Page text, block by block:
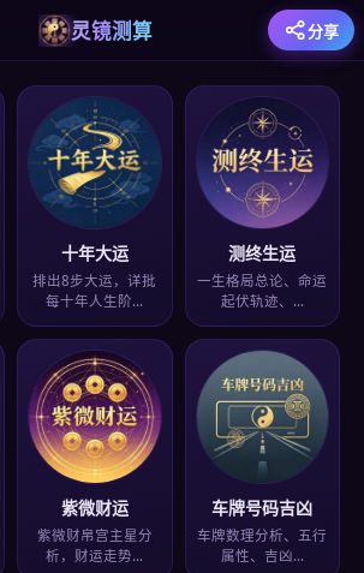
灵镜测算 分享
十年大运
排出8步大运，详批
每十年人生阶…
测终生运
一生格局总论、命运
起伏轨迹、…
紫微财运
紫微财帛宫主星分
析，财运走势…
车牌号码吉凶
车牌数理分析、五行
属性、吉凶…